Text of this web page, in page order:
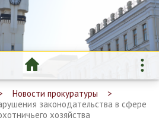
Новости прокуратуры
законодательства в сфере
хозяйства